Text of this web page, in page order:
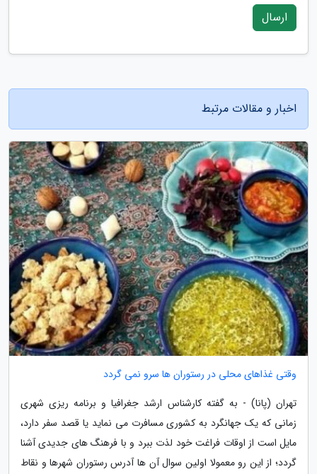
ارسال
اخبار و مقالات مرتبط
وقتی غذاهای محلی در رستوران ها سرو نمی گردد
تهران (پانا) - به گفته کارشناس ارشد جغرافیا و برنامه ریزی شهری
زمانی که یک جهانگرد به کشوری مسافرت می نماید یا قصد سفر دارد،
مایل است از اوقات فراغت خود لذت ببرد و با فرهنگ های جدیدی آشنا
گردد؛ از این رو معمولا اولین سوال آن ها آدرس رستوران شهرها و نقاط